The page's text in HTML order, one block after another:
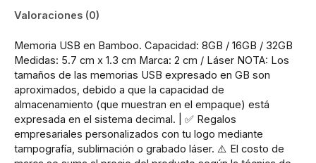
Valoraciones (0)
Memoria USB en Bamboo. Capacidad: 8GB / 16GB / 32GB
Medidas: 5.7 cm x 1.3 cm Marca: 2 cm / Láser NOTA: Los
tamaños de las memorias USB expresado en GB son
aproximados, debido a que la capacidad de
almacenamiento (que muestran en el empaque) está
expresada en el sistema decimal. | ✅ Regalos
empresariales personalizados con tu logo mediante
tampografía, sublimación o grabado láser. ⚠️ El costo de